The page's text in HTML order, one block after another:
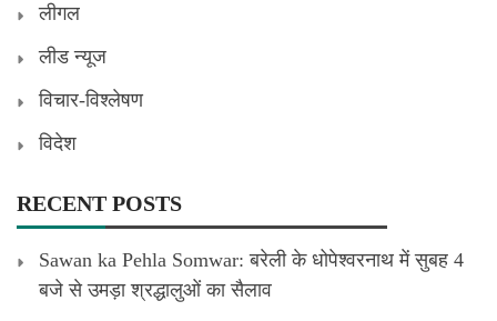
लीगल
लीड न्यूज
विचार-विश्लेषण
विदेश
RECENT POSTS
Sawan ka Pehla Somwar: बरेली के धोपेश्वरनाथ में सुबह 4
बजे से उमड़ा श्रद्धालुओं का सैलाव